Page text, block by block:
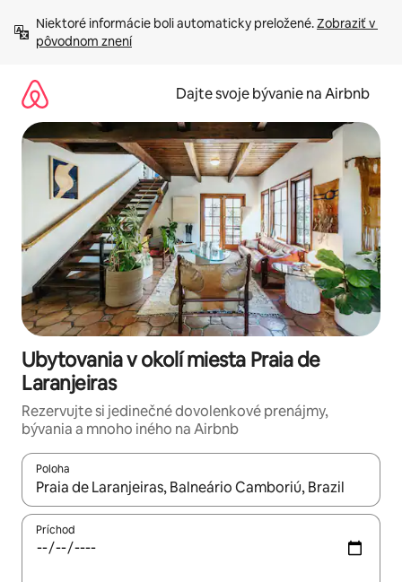
obsah.
Niektoré informácie boli automaticky preložené. Zobraziť v
pôvodnom znení
Dajte svoje bývanie na Airbnb
Ubytovania v okolí miesta Praia de
Laranjeiras
Rezervujte si jedinečné dovolenkové prenájmy,
bývania a mnoho iného na Airbnb
Poloha
Keď budú výsledky k dispozícii, môžete si ich prechádzať
Príchod